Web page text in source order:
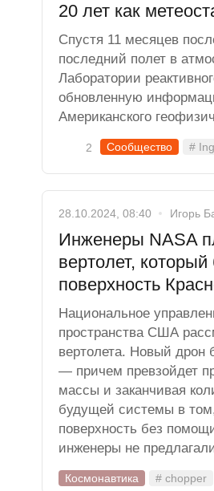
20 лет как
Спустя 11 месяцев
последний полет в
Лаборатории
обновленную
Американского
2 Сообщество #
28.10.2024, 08:40 Игорь
Инженеры NASA
вертолет,
поверхность
Национальное
пространства США
вертолета. Новый дрон
— причем превзойдет
массы и заканчивая
будущей системы в
поверхность без
инженеры не
Космонавтика # chopper